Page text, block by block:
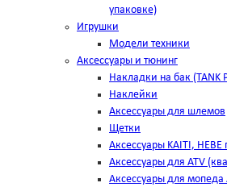
упаковке)
Игрушки
Модели техники
Аксессуары и тюнинг
Накладки на бак (TANK
Наклейки
Аксессуары для шлемов
Щетки
Аксессуары KAITI,
Аксессуары для ATV
Аксессуары для мопеда